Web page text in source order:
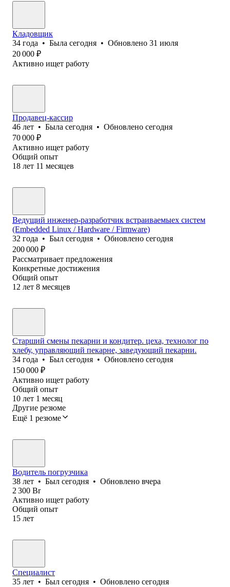
Кладовщик
34 года • Была сегодня • Обновлено 31 июля
20 000 ₽
Активно ищет работу
Продавец-кассир
46 лет • Была сегодня • Обновлено сегодня
70 000 ₽
Активно ищет работу
Общий опыт
18 лет 11 месяцев
Ведущий инженер-разработчик встраиваемыех систем
(Embedded Linux / Hardware / Firmware)
32 года • Был сегодня • Обновлено сегодня
200 000 ₽
Рассматривает предложения
Конкретные достижения
Общий опыт
12 лет 8 месяцев
Старший смены пекарни и кондитер. цеха, технолог по
хлебу, управляющий пекарне, заведующий пекарни.
34 года • Был сегодня • Обновлено сегодня
150 000 ₽
Активно ищет работу
Общий опыт
10 лет 1 месяц
Другие резюме
Ещё 1 резюме
Водитель погрузчика
38 лет • Был сегодня • Обновлено вчера
2 300 Br
Активно ищет работу
Общий опыт
15 лет
Специалист
35 лет • Был сегодня • Обновлено сегодня